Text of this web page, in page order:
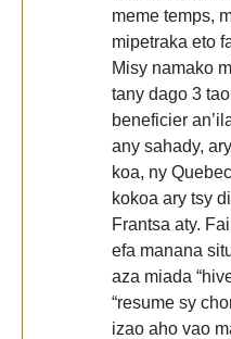
meme temps,
mipetraka eto
Misy namako
tany dago 3
beneficier
any sahady,
koa, ny
kokoa ary tsy
Frantsa aty.
efa manana
aza miada
“resume sy
izao aho vao